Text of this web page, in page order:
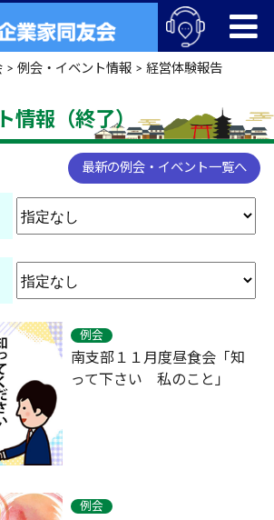
> 例会・イベント情報> 経営体験報告
情報（終了）
最新の例会・イベント一覧へ
例会
南支部１１月度昼食会「知
って下さい 私のこと」
例会